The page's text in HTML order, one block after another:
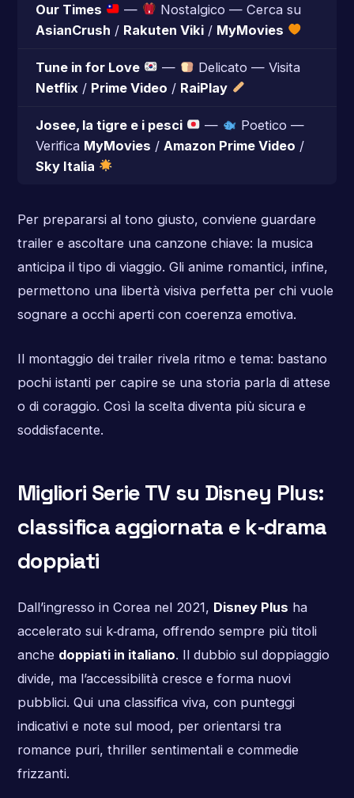
Our Times —
Nostalgico — Cerca su
AsianCrush / Rakuten Viki/ MyMovies
Tune in for Love —
Delicato — Visita
Netflix / Prime Video / RaiPlay
Josee, la tigre e i pesci —
Poetico —
Verifica MyMovies / Amazon Prime Video /
Sky Italia
Per prepararsi al tono giusto, conviene guardare
trailer e ascoltare una canzone chiave: la musica
anticipa il tipo di viaggio. Gli anime romantici, infine,
permettono una libertà visiva perfetta per chi vuole
sognare a occhi aperti con coerenza emotiva.
Il montaggio dei trailer rivela ritmo e tema: bastano
pochi istanti per capire se una storia parla di attese
o di coraggio. Così la scelta diventa più sicura e
soddisfacente.
Migliori Serie TV su Disney Plus:
classifica aggiornata e k‑drama
doppiati
Dall’ingresso in Corea nel 2021, Disney Plus ha
accelerato sui k‑drama, offrendo sempre più titoli
anche doppiati in italiano. Il dubbio sul doppiaggio
divide, ma l’accessibilità cresce e forma nuovi
pubblici. Qui una classifica viva, con punteggi
indicativi e note sul mood, per orientarsi tra
romance puri, thriller sentimentali e commedie
frizzanti.